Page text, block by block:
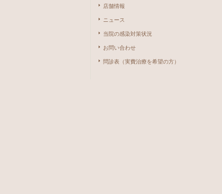
店舗情報
ニュース
当院の感染対策状況
お問い合わせ
問診表（実費治療を希望の方）